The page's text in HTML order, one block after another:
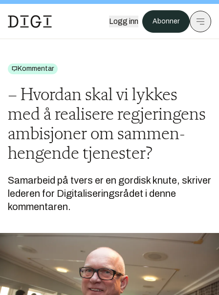
Logg inn Abonner
Kommentar
– Hvordan skal vi lykkes
med å realisere regjeringens
ambisjoner om sammen­
hengende tjenester?
Samarbeid på tvers er en gordisk knute, skriver
lederen for Digitaliseringsrådet i denne
kommentaren.